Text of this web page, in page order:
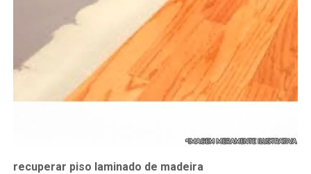
recuperar piso laminado de madeira